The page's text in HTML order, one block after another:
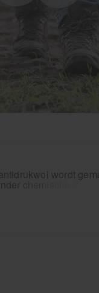
wordt
chemische
materiaal is zacht,
absorbeert